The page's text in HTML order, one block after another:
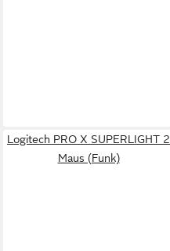
Logitech PRO X SUPERLIGHT 2
Maus (Funk)